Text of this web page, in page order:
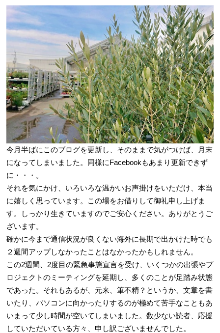
今月半ばにこのブログを更新し、そのままで気がつけば、月末
になってしまいました。同様にFacebookもあまり更新できず
に・・・。
それを気にかけ、いろいろな温かいお声掛けをいただけ、本当
に嬉しく思っています。この場をお借りして御礼申し上げま
す。しっかり生きていますのでご安心ください。ありがとうご
ざいます。
確かに今まで通信状況が良くない海外に長期で出かけた時でも
２週間アップしなかったことはなかったかもしれません。
この2週間、2度目の緊急事態宣言を受け、いくつかの出張やプ
ロジェクトのミーティングを延期し、多くのことが足踏み状態
であった。それもあるが、元来、筆不精？というか、文章を書
いたり、パソコンに向かったりするのが極めて苦手なこともあ
いまって少し時間が空いてしまいました。数少ない読者、応援
していただいている方々、申し訳ございませんでした。